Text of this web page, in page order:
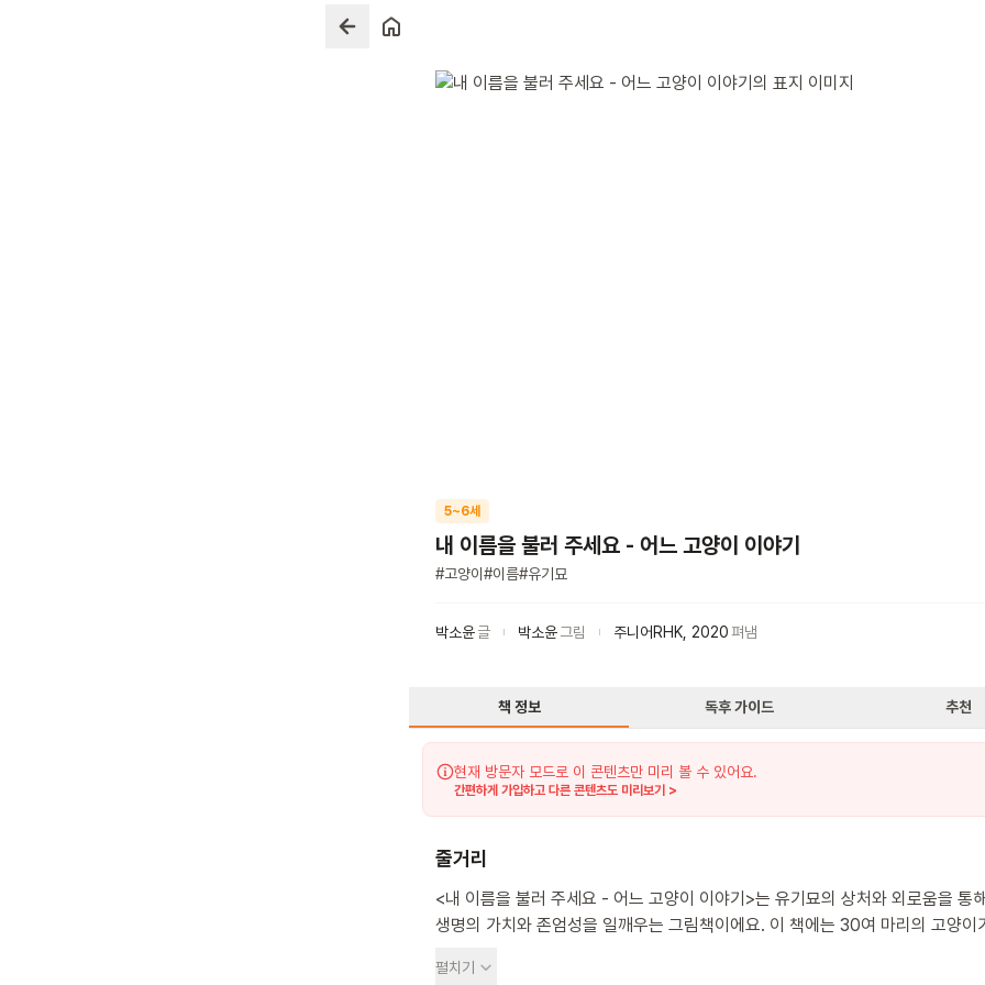
5~6세
내 이름을 불러 주세요 - 어느 고양이 이야기
#고양이 #이름#유기묘
박소윤글 박소윤그림 주니어RHK 2020펴냄
책 정보 독후 가이드 추천
현재 방문자 모드로 이 콘텐츠만 미리 볼 수 있어요.
간편하게 가입하고 다른 콘텐츠도 미리보기 >
줄거리
<내 이름을 불러 주세요 - 어느 고양이 이야기>는 유기묘의 상처와 외로움을 통
생명의 가치와 존엄성을 일깨우는 그림책이에요. 이 책에는 30여 마리의 고양이가
떠나요. 하지만 끝까지 남아있는 한 마리의 고양이가 있어요. 바로 이름이 없는
펼치기